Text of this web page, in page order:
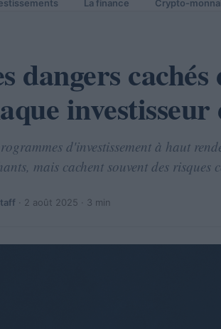
La finance Crypto-
dangers
d'investissement à haut
mais cachent souvent des risques
· 2 août 2025 · 3 min